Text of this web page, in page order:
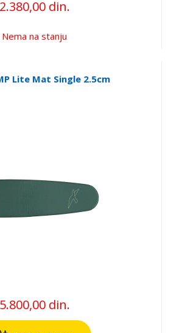
2.380,00 din.
Nema na stanju
Lite Mat Single 2.5cm
5.800,00 din.